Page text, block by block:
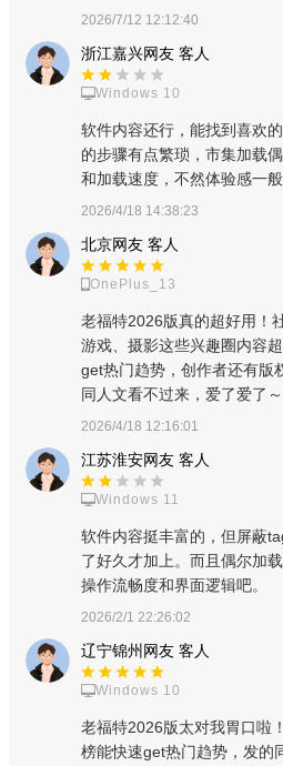
进入设置页面后，找到并点击“屏
2026/7/12 12:12:40
浙江嘉兴网友 客人
Windows 10
软件内容还行，能找到喜欢
的步骤有点繁琐，市集加载
和加载速度，不然体验感一般
2026/4/18 14:38:23
北京网友 客人
OnePlus_13
老福特2026版真的超好用！
游戏、摄影这些兴趣圈内容
get热门趋势，创作者还有版
同人文看不过来，爱了爱了～
2026/4/18 12:16:01
江苏淮安网友 客人
Windows 11
软件内容挺丰富的，但屏蔽
了好久才加上。而且偶尔加
操作流畅度和界面逻辑吧。
2026/2/1 22:26:02
辽宁锦州网友 客人
Windows 10
老福特2026版太对我胃口啦
榜能快速get热门趋势，发的